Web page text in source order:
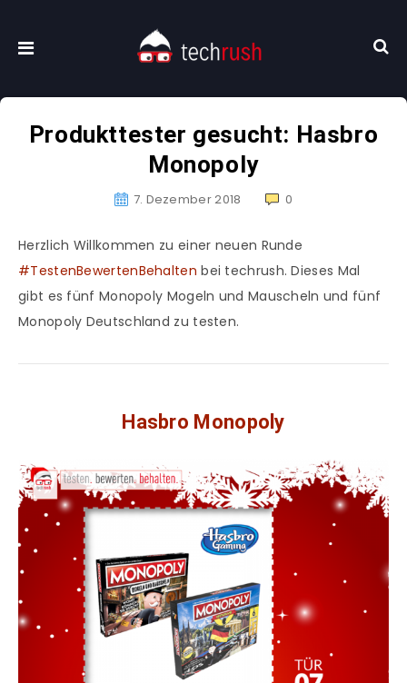
Produkttester gesucht: Hasbro
Monopoly
7. Dezember 2018 0
Herzlich Willkommen zu einer neuen Runde
#TestenBewertenBehalten bei techrush. Dieses Mal
gibt es fünf Monopoly Mogeln und Mauscheln und fünf
Monopoly Deutschland zu testen.
Hasbro Monopoly